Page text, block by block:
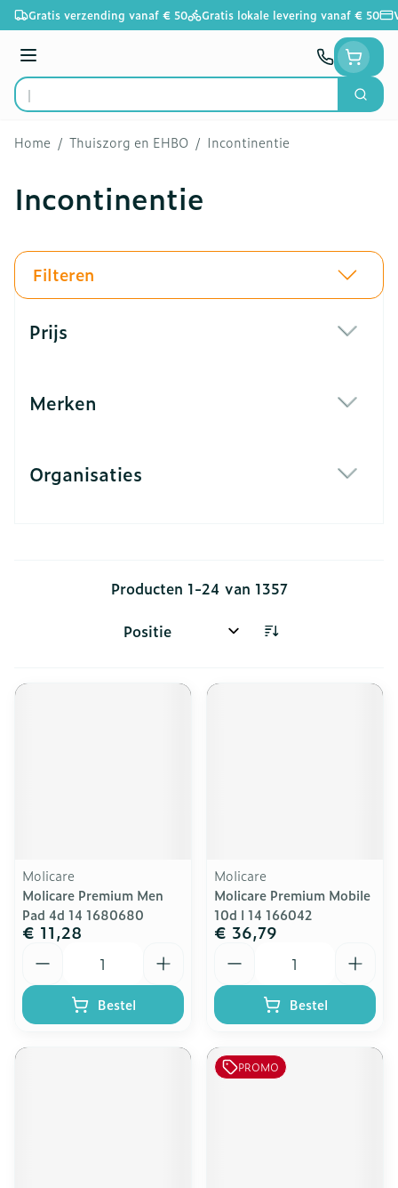
Ga naar de inhoud
Gratis verzending vanaf € 50 Gratis lokale levering vanaf € 50
Menu
Product, merk, categorie...
Zoek
Home / Thuiszorg en EHBO / Incontinentie
Incontinentie
Filteren
Prijs
Merken
Organisaties
Producten 1-24 van 1357
Sorteer op:
Molicare
Molicare Premium Men
Pad 4d 14 1680680
€ 11,28
Bestel
Molicare
Molicare Premium Mobile
10d l 14 166042
€ 36,79
Bestel
PROMO